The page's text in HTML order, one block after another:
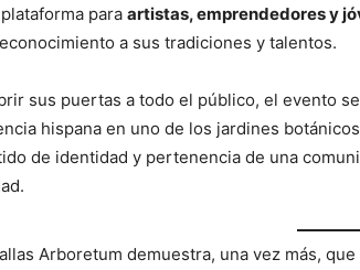
para artistas, emprendedores y
a sus tradiciones y talentos.
sus puertas a todo el público, el evento
hispana en uno de los jardines
de identidad y pertenencia de una
Arboretum demuestra, una vez más,